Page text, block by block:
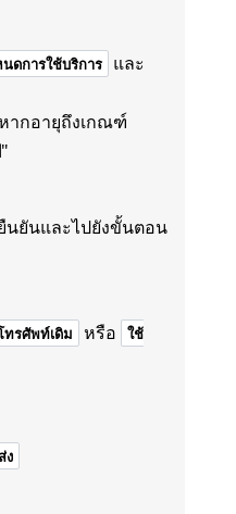
ดการใช้บริการ และ
ากอายุถึงเกณฑ์
"
นยันและไปยังขั้นตอน
ทรศัพท์เดิม หรือ
ใช้
ง